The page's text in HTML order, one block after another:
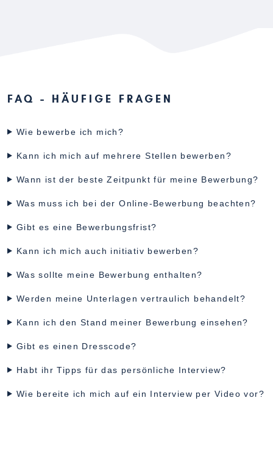
FAQ - HÄUFIGE FRAGEN
Wie bewerbe ich mich?
Kann ich mich auf mehrere Stellen bewerben?
Wann ist der beste Zeitpunkt für meine Bewerbung?
Was muss ich bei der Online-Bewerbung beachten?
Gibt es eine Bewerbungsfrist?
Kann ich mich auch initiativ bewerben?
Was sollte meine Bewerbung enthalten?
Werden meine Unterlagen vertraulich behandelt?
Kann ich den Stand meiner Bewerbung einsehen?
Gibt es einen Dresscode?
Habt ihr Tipps für das persönliche Interview?
Wie bereite ich mich auf ein Interview per Video vor?